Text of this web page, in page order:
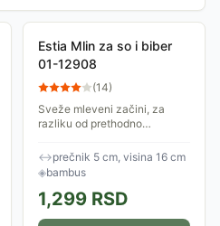
Estia Mlin za so i biber
01-12908
(14)
Sveže mleveni začini, za
razliku od prethodno
maksimalnu aromu i eterična
ulja direktno u Vaše jelo,
čineći hranu bogatijom i...
↔prečnik 5 cm, visina 16 cm
◈bambus
1,299 RSD